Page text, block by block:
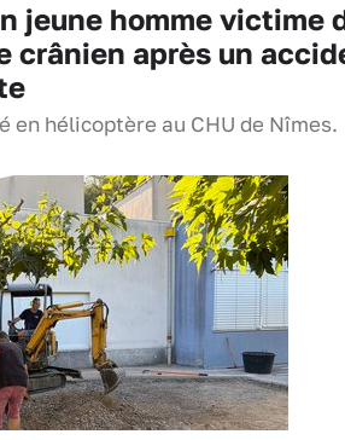
jeune homme victime
crânien après un
en hélicoptère au CHU de Nîmes.